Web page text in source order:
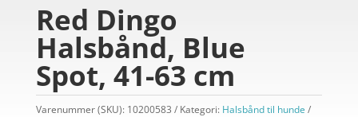
Red Dingo
Halsbånd, Blue
Spot, 41-63 cm
Varenummer (SKU): 10200583 Kategori: Halsbånd til hunde